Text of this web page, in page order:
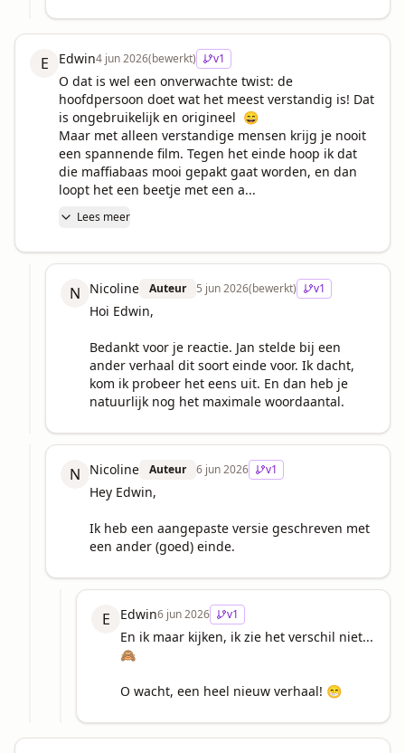
E Edwin4 jun 2026(bewerkt) v1
O dat is wel een onverwachte twist: de
hoofdpersoon doet wat het meest verstandig is! Dat
is ongebruikelijk en origineel  😄
Maar met alleen verstandige mensen krijg je nooit
een spannende film. Tegen het einde hoop ik dat
die maffiabaas mooi gepakt gaat worden, en dan
loopt het een beetje met een a...
Lees meer
N Nicoline Auteur 5 jun 2026(bewerkt) v1
Hoi Edwin,
Bedankt voor je reactie. Jan stelde bij een
ander verhaal dit soort einde voor. Ik dacht,
kom ik probeer het eens uit. En dan heb je
natuurlijk nog het maximale woordaantal.
N Nicoline Auteur 6 jun 2026 v1
Hey Edwin,
Ik heb een aangepaste versie geschreven met
een ander (goed) einde.
E Edwin6 jun 2026 v1
En ik maar kijken, ik zie het verschil niet...
🙈
O wacht, een heel nieuw verhaal! 😁